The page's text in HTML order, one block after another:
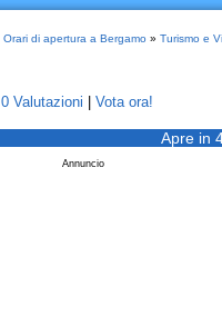
Orari di apertura a Bergamo» Turismo e
0 Valutazioni Vota ora!
Apre in
Annuncio